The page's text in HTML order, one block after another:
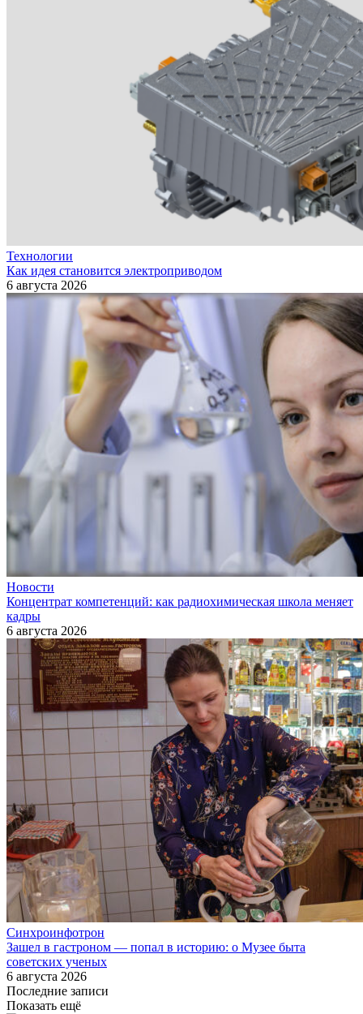
Технологии
Как идея становится электроприводом
6 августа 2026
Новости
Концентрат компетенций: как радиохимическая школа меняет
кадры
6 августа 2026
Синхроинфотрон
Зашел в гастроном — попал в историю: о Музее быта
советских ученых
6 августа 2026
Последние записи
Показать ещё